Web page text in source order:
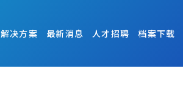
解决方案 最新消息 人才招聘 档案下载